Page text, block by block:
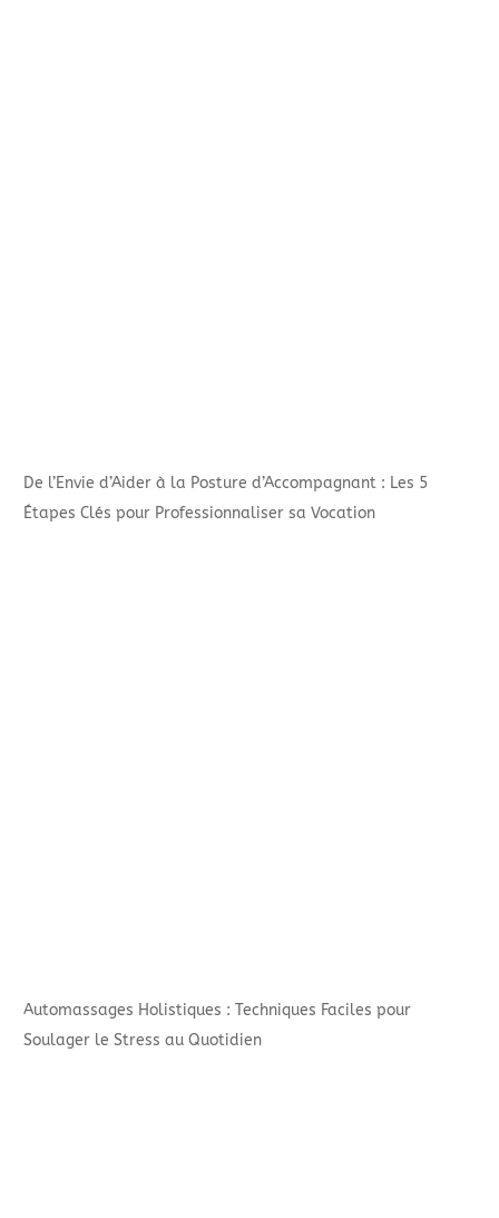
De l’Envie d’Aider à la Posture d’Accompagnant : Les 5
Étapes Clés pour Professionnaliser sa Vocation
Automassages Holistiques : Techniques Faciles pour
Soulager le Stress au Quotidien